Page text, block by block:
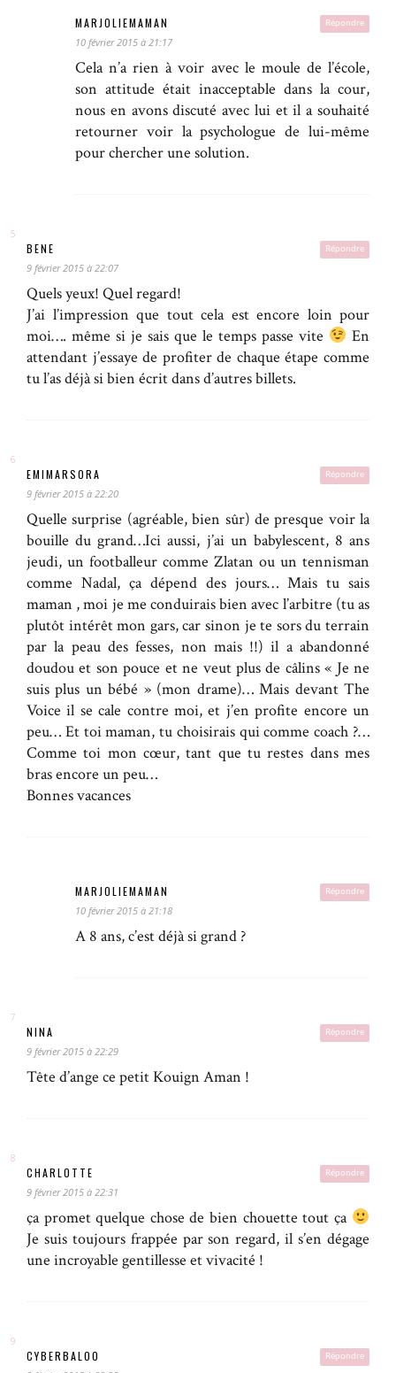
Répondre
MARJOLIEMAMAN
10 février 2015 à 21:17
Cela n’a rien à voir avec le moule de l’école,
son attitude était inacceptable dans la cour,
nous en avons discuté avec lui et il a souhaité
retourner voir la psychologue de lui-même
pour chercher une solution.
Répondre
BENE
9 février 2015 à 22:07
Quels yeux! Quel regard!
J’ai l’impression que tout cela est encore loin pour
moi…. même si je sais que le temps passe vite
En
attendant j’essaye de profiter de chaque étape comme
tu l’as déjà si bien écrit dans d’autres billets.
Répondre
EMIMARSORA
9 février 2015 à 22:20
Quelle surprise (agréable, bien sûr) de presque voir la
bouille du grand…Ici aussi, j’ai un babylescent, 8 ans
jeudi, un footballeur comme Zlatan ou un tennisman
comme Nadal, ça dépend des jours… Mais tu sais
maman , moi je me conduirais bien avec l’arbitre (tu as
plutôt intérêt mon gars, car sinon je te sors du terrain
par la peau des fesses, non mais !!) il a abandonné
doudou et son pouce et ne veut plus de câlins « Je ne
suis plus un bébé » (mon drame)… Mais devant The
Voice il se cale contre moi, et j’en profite encore un
peu… Et toi maman, tu choisirais qui comme coach ?…
Comme toi mon cœur, tant que tu restes dans mes
bras encore un peu…
Bonnes vacances
Répondre
MARJOLIEMAMAN
10 février 2015 à 21:18
A 8 ans, c’est déjà si grand ?
Répondre
NINA
9 février 2015 à 22:29
Tête d’ange ce petit Kouign Aman !
Répondre
CHARLOTTE
9 février 2015 à 22:31
ça promet quelque chose de bien chouette tout ça
Je suis toujours frappée par son regard, il s’en dégage
une incroyable gentillesse et vivacité !
Répondre
CYBERBALOO